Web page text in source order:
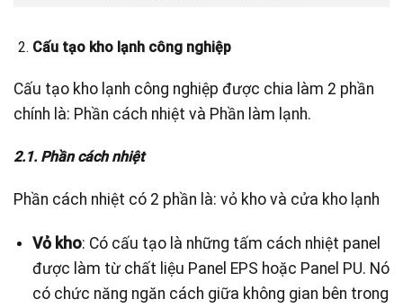
Cấu tạo kho lạnh công nghiệp
Cấu tạo kho lạnh công nghiệp được chia làm 2 phần
chính là: Phần cách nhiệt và Phần làm lạnh.
2.1. Phần cách nhiệt
Phần cách nhiệt có 2 phần là: vỏ kho và cửa kho lạnh
Vỏ kho: Có cấu tạo là những tấm cách nhiệt panel
được làm từ chất liệu Panel EPS hoặc Panel PU. Nó
có chức năng ngăn cách giữa không gian bên trong